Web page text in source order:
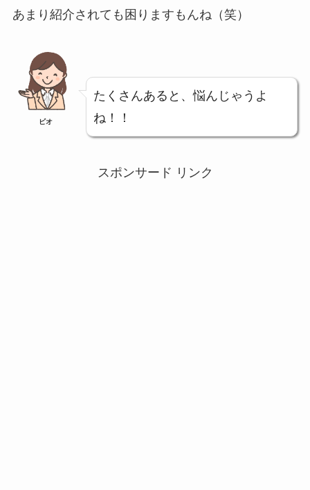
あまり紹介されても困りますもんね（笑）
ビオ
たくさんあると、悩んじゃうよ
ね！！
スポンサード リンク